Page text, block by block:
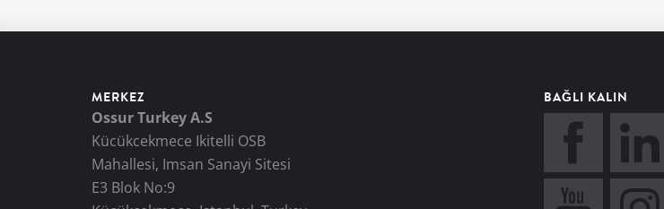
MERKEZ
Ossur Turkey A.S
Kücükcekmece Ikitelli OSB
Mahallesi, Imsan Sanayi Sitesi
E3 Blok No:9
BAĞLI KALIN